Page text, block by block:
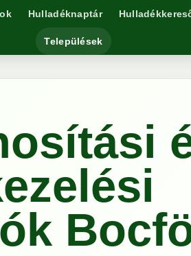
Hulladéknaptár
Települések